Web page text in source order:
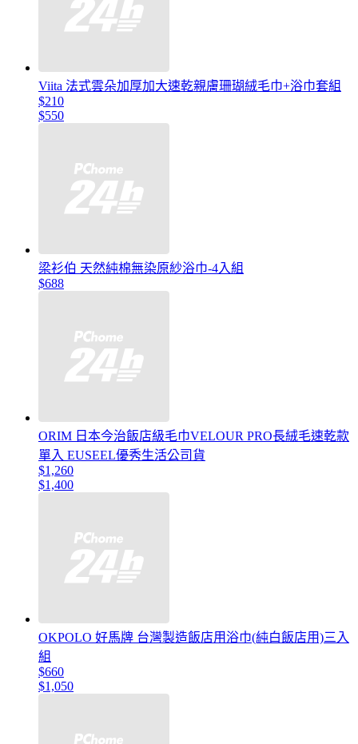
Viita 法式雲朵加厚加大速乾親膚珊瑚絨毛巾+浴巾套組
$210
$550
梁衫伯 天然純棉無染原紗浴巾-4入組
$688
ORIM 日本今治飯店級毛巾VELOUR PRO長絨毛速乾款
單入 EUSEEL優秀生活公司貨
$1,260
$1,400
OKPOLO 好馬牌 台灣製造飯店用浴巾(純白飯店用)三入
組
$660
$1,050